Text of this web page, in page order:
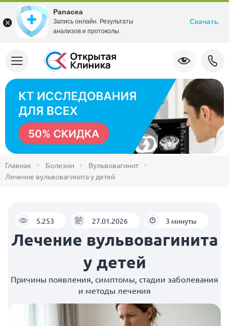
Главная Болезни
Вульвовагинит
Лечение вульвовагинита у детей
5.253 27.01.2026 3 минуты
Лечение вульвовагинита
у детей
Причины появления, симптомы, стадии заболевания
и методы лечения
Panacea
Запись онлайн. Результаты
анализов и протоколы.
Скачать